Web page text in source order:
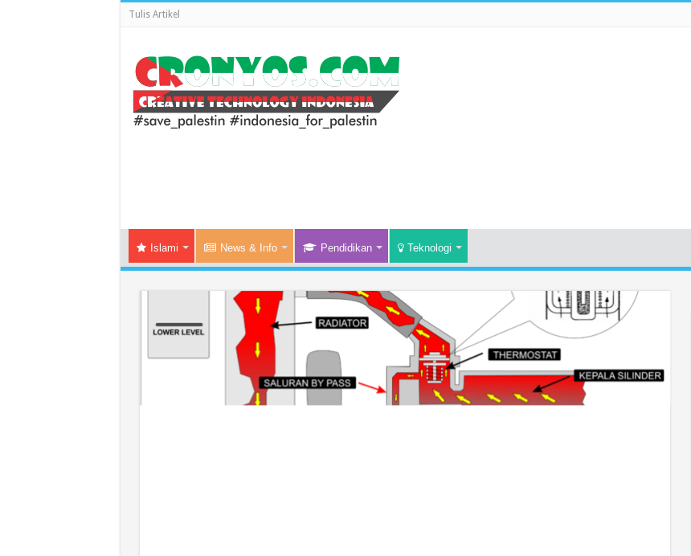
Tulis Artikel
Islami News & Info Pendidikan Teknologi